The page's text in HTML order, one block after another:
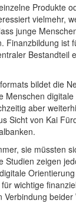
Produkte
vielmehr,
junge
Finanzbildung ist
Bestandteil
bildet die
Menschen
aber
Sicht von Kai
sie müssten
Studien zeigen
wichtige
beider